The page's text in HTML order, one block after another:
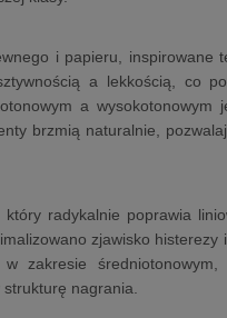
i papieru, inspirowane
a lekkością, co
a wysokotonowym
brzmią naturalnie,
radykalnie poprawia
zjawisko histerezy
zakresie
nagrania.